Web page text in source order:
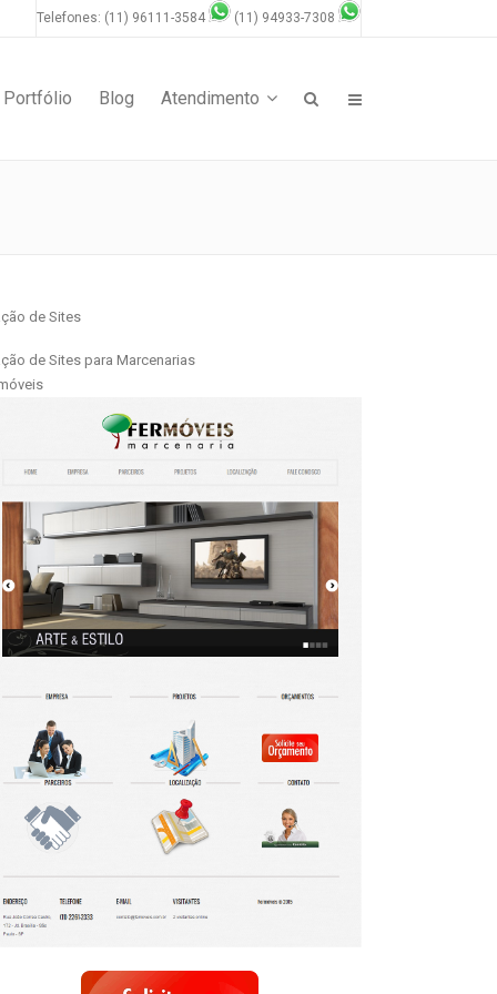
Telefones: (11) 96111-3584 (11) 94933-7308
Portfólio Blog Atendimento
de Sites
de Sites para Marcenarias